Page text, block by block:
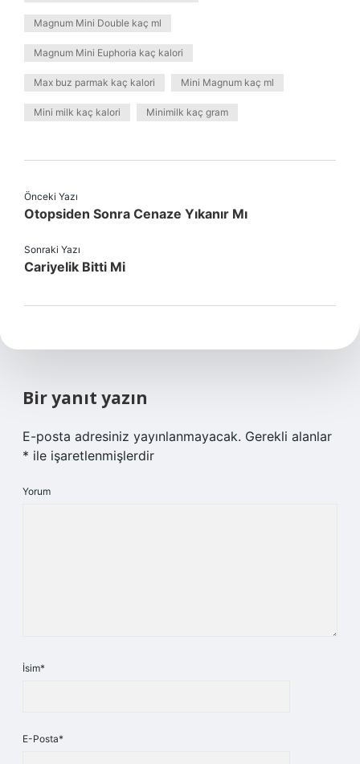
Magnum Mini Double kaç ml
Magnum Mini Euphoria kaç kalori
Max buz parmak kaç kalori Mini Magnum kaç ml
Mini milk kaç kalori Minimilk kaç gram
Önceki Yazı
Otopsiden Sonra Cenaze Yıkanır Mı
Sonraki Yazı
Cariyelik Bitti Mi
Bir yanıt yazın
E-posta adresiniz yayınlanmayacak. Gerekli alanlar
* ile işaretlenmişlerdir
Yorum
İsim*
E-Posta*